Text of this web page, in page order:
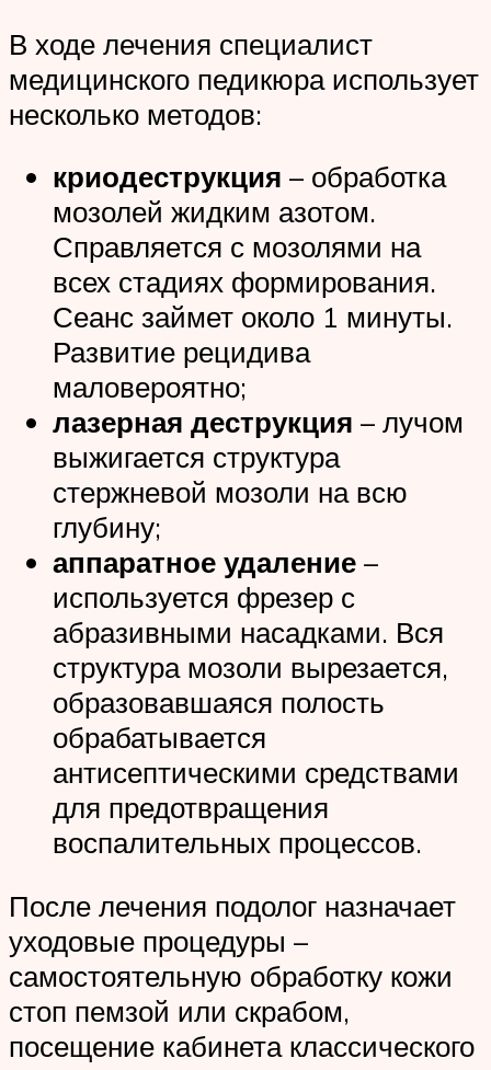
В ходе лечения специалист
медицинского педикюра использует
несколько методов:
криодеструкция – обработка
мозолей жидким азотом.
Справляется с мозолями на
всех стадиях формирования.
Сеанс займет около 1 минуты.
Развитие рецидива
маловероятно;
лазерная деструкция – лучом
выжигается структура
стержневой мозоли на всю
глубину;
аппаратное удаление –
используется фрезер с
абразивными насадками. Вся
структура мозоли вырезается,
образовавшаяся полость
обрабатывается
антисептическими средствами
для предотвращения
воспалительных процессов.
После лечения подолог назначает
уходовые процедуры –
самостоятельную обработку кожи
стоп пемзой или скрабом,
посещение кабинета классического